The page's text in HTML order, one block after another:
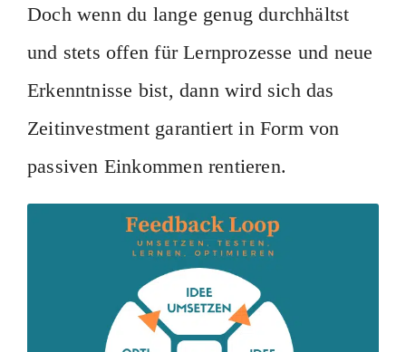
Doch wenn du lange genug durchhältst
und stets offen für Lernprozesse und neue
Erkenntnisse bist, dann wird sich das
Zeitinvestment garantiert in Form von
passiven Einkommen rentieren.